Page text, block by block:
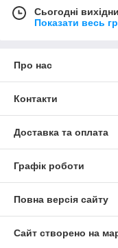
Сьогодні
Показати весь
Про нас
Контакти
Доставка та оплата
Графік роботи
Повна версія сайту
Сайт створено на